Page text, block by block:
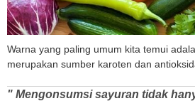
Warna yang paling umum kita temui
merupakan sumber karoten dan
" Mengonsumsi sayuran tidak